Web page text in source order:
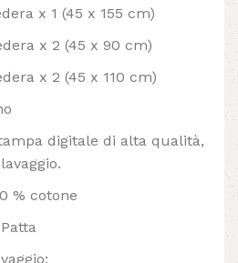
x 1 (45 x 155 cm)
x 2 (45 x 90 cm)
x 2 (45 x 110 cm)
digitale di alta qualità,
% cotone